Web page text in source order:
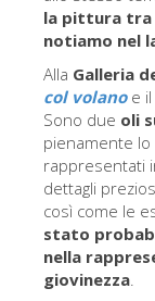
la pittura tra
notiamo nel
Alla Galleria
col volanoe il
Sono due oli
pienamente
rappresentati
dettagli
così come le
stato
nella
giovinezza.